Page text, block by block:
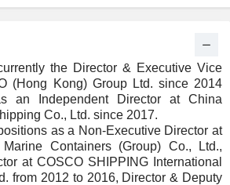
the Director & Executive Vice
(Hong Kong) Group Ltd. since 2014
an Independent Director at China
Co., Ltd. since 2017.
as a Non-Executive Director at
Containers (Group) Co., Ltd.,
at COSCO SHIPPING International
from 2012 to 2016, Director & Deputy